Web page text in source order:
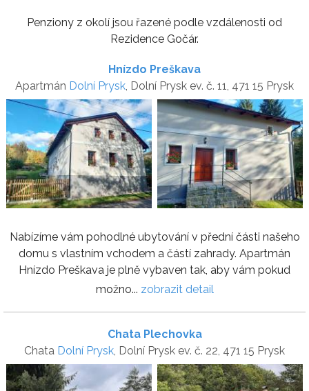
Penziony z okolí jsou řazené podle vzdálenosti od
Rezidence Gočár.
Hnízdo Preškava
Apartmán Dolní Prysk , Dolní Prysk ev. č. 11, 471 15 Prysk
Nabízíme vám pohodlné ubytování v přední části našeho
domu s vlastním vchodem a částí zahrady. Apartmán
Hnízdo Preškava je plně vybaven tak, aby vám pokud
možno... zobrazit detail
Chata Plechovka
Chata Dolní Prysk , Dolní Prysk ev. č. 22, 471 15 Prysk